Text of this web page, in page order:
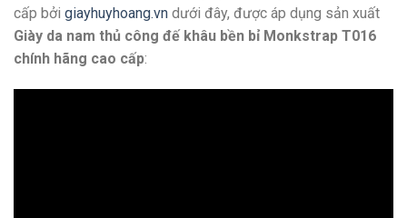
cấp bởi giayhuyhoang.vn dưới đây, được áp dụng sản xuất
Giày da nam thủ công đế khâu bền bỉ Monkstrap T016
chính hãng cao cấp: